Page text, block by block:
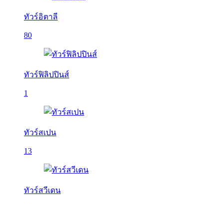
ทัวร์อิตาลี
80
ทัวร์ฟิลิปปินส์
1
ทัวร์สเปน
13
ทัวร์สวีเดน